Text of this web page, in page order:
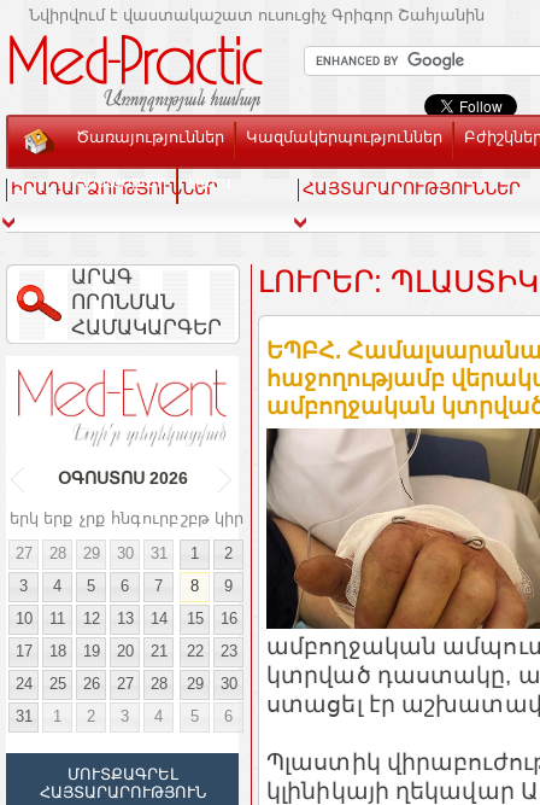
Նվիրվում է վաստակաշատ ուսուցիչ Գրիգոր Շահյանին
Ծառայություններ Կազմակերպություններ
Տեսասրահ Կապ
ԻՐԱԴԱՐՁՈՒԹՅՈՒՆՆԵՐ ՀԱՅՏԱՐԱՐՈՒԹՅՈՒՆՆԵՐ
ԱՐԱԳ
ՈՐՈՆՄԱՆ
ՀԱՄԱԿԱՐԳԵՐ
ՕԳՈՍՏՈՍ 2026
երկ երք չրք հնգուրբ շբթ կիր
27
28 29 30 31 1
2
3
4 5 6 7 8
9
10
11 12 13 14 15
16
17
18 19 20 21 22
23
24
25 26 27 28 29
30
31
1 2 3 4 5 6
ՄՈՒՏՔԱԳՐԵԼ
ՀԱՅՏԱՐԱՐՈՒԹՅՈՒՆ
ԼՈՒՐԵՐ:
ԵՊԲՀ.
հաջողությամբ
ամբողջական
ամբողջական
կտրված դաստակը,
ստացել էր
Պլաստիկ
կլինիկայի